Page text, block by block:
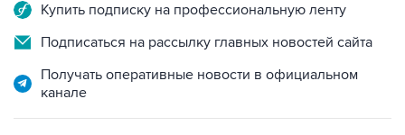
Купить подписку на профессиональную ленту
Подписаться на рассылку главных новостей сайта
Получать оперативные новости в официальном
канале